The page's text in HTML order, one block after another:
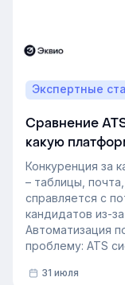
Экспертные
Сравнение
какую
подбора
Конкуренция за
– таблицы,
справляется с
кандидатов из-
Автоматизация
проблему: ATS
снимает с
31 июля